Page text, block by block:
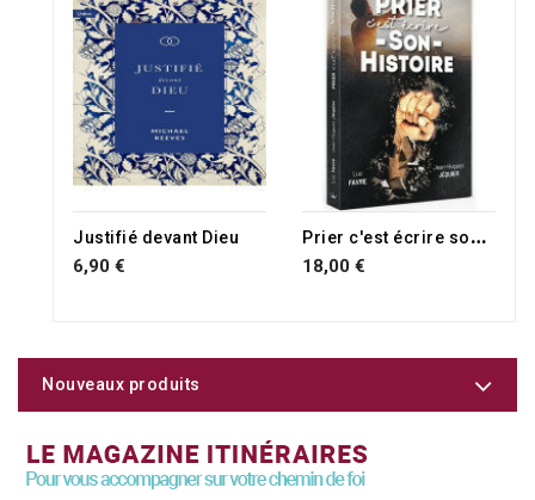
Justifié devant Dieu
6,90 €
P
rier c'est écrire son histoire
18,00 €
Nouveaux produits